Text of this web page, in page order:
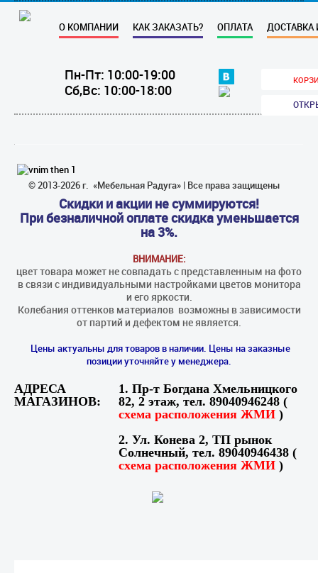
О КОМПАНИИ КАК ЗАКАЗАТЬ? ОПЛАТА ДОСТАВКА
Пн-Пт: 10:00-19:00
Сб,Вс: 10:00-18:00
Скидки и акции не суммируются!
При безналичной оплате скидка уменьшается
на 3%.
ВНИМАНИЕ:
цвет товара может не совпадать с представленным на фото
в связи с индивидуальными настройками цветов монитора
и его яркости.
Колебания оттенков материалов​ ​ возможны в зависимости
от партий и дефектом не является.
Цены актуальны для товаров в наличии. Цены на заказные
позиции уточняйте у менеджера.
АДРЕСА
МАГАЗИНОВ:
1. Пр-т Богдана Хмельницкого
82, 2 этаж, тел. 89040946248 (
схема расположения ЖМИ )
2. Ул. Конева 2, ТП рынок
Солнечный, тел. 89040946438 (
схема расположения ЖМИ )
© 2013-2026 г. «Мебельная Радуга» | Все права защищены